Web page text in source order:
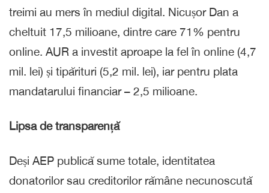
treimi au mers în mediul digital. Nicușor Dan a
cheltuit 17,5 milioane, dintre care 71% pentru
online. AUR a investit aproape la fel în online (4,7
mil. lei) și tipărituri (5,2 mil. lei), iar pentru plata
mandatarului financiar – 2,5 milioane.
Lipsa de transparență
Deși AEP publică sume totale, identitatea
donatorilor sau creditorilor rămâne necunoscută